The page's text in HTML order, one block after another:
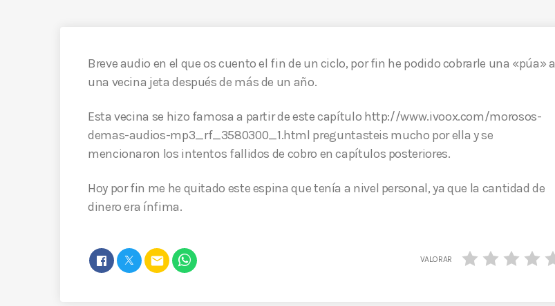
Breve audio en el que os cuento el fin de un ciclo, por fin he podido cobrarle una «púa» a
una vecina jeta después de más de un año.
Esta vecina se hizo famosa a partir de este capítulo http://www.ivoox.com/morosos-
demas-audios-mp3_rf_3580300_1.html preguntasteis mucho por ella y se
mencionaron los intentos fallidos de cobro en capítulos posteriores.
Hoy por fin me he quitado este espina que tenía a nivel personal, ya que la cantidad de
dinero era ínfima.
email VALORAR